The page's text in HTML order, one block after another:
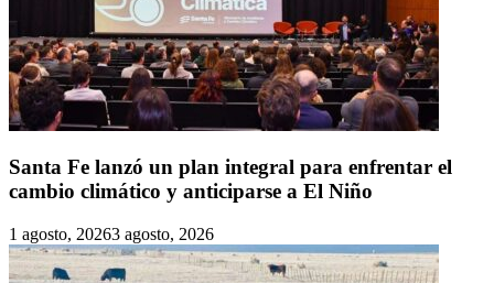
Santa Fe lanzó un plan integral para enfrentar el
cambio climático y anticiparse a El Niño
1 agosto, 20263 agosto, 2026